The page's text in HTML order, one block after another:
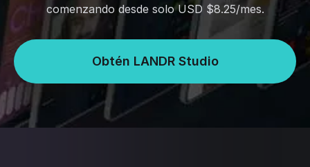
comenzando desde solo USD $8.25/mes.
Obtén LANDR Studio